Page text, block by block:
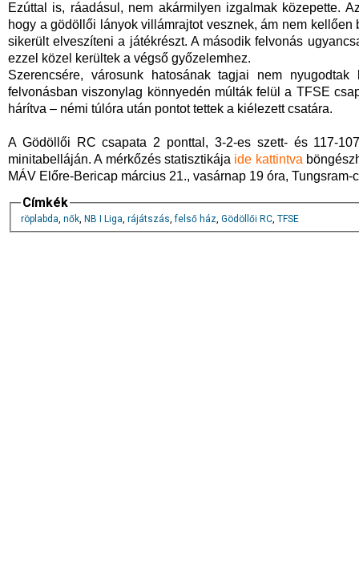
Ezúttal is, ráadásul, nem akármilyen izgalmak közepette.
hogy a gödöllői lányok villámrajtot vesznek, ám nem
sikerült elveszíteni a játékrészt. A második felvonás
ezzel közel kerültek a végső győzelemhez.
Szerencsére, városunk hatosának tagjai nem
felvonásban viszonylag könnyedén múlták felül a TFSE
hárítva – némi túlóra után pontot tettek a kiélezett csatára.
A Gödöllői RC csapata 2 ponttal, 3-2-es szett- és 117-
minitabelláján. A mérkőzés statisztikája ide kattintva
MÁV Előre-Bericap március 21., vasárnap 19 óra,
Címkék
röplabda, nők, NB I Liga, rájátszás,felső ház, Gödöllői RC, TFSE